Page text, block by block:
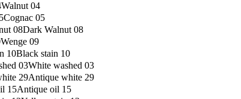
Walnut 04
Cognac 05
Dark Walnut 08
Wenge 09
Black stain 10
White washed 03
Antique white 29
Antique oil 15